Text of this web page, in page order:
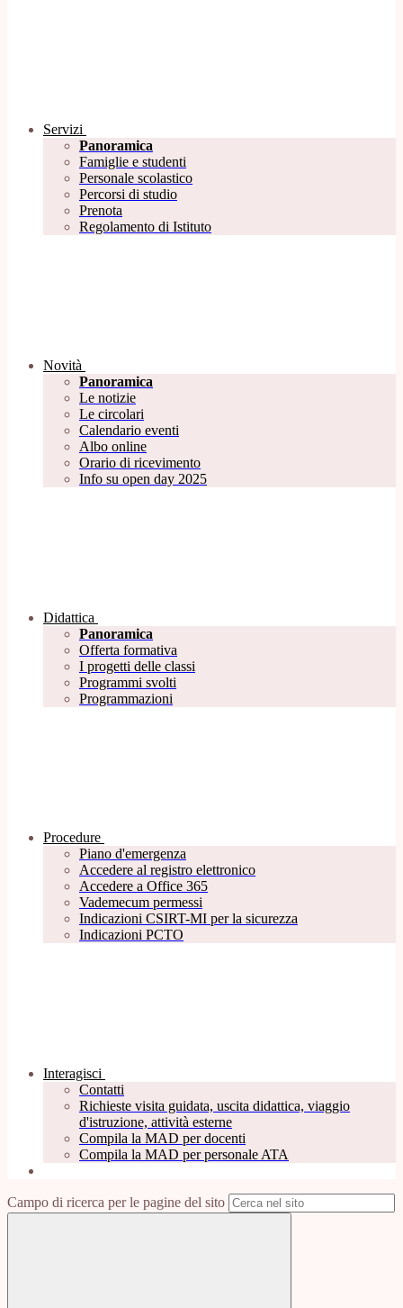
Servizi
Panoramica
Famiglie e studenti
Personale scolastico
Percorsi di studio
Prenota
Regolamento di Istituto
Novità
Panoramica
Le notizie
Le circolari
Calendario eventi
Albo online
Orario di ricevimento
Info su open day 2025
Didattica
Panoramica
Offerta formativa
I progetti delle classi
Programmi svolti
Programmazioni
Procedure
Piano d'emergenza
Accedere al registro elettronico
Accedere a Office 365
Vademecum permessi
Indicazioni CSIRT-MI per la sicurezza
Indicazioni PCTO
Interagisci
Contatti
Richieste visita guidata, uscita didattica, viaggio
d'istruzione, attività esterne
Compila la MAD per docenti
Compila la MAD per personale ATA
Campo di ricerca per le pagine del sito